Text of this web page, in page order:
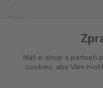
O nás
Ochrana soukromí
Kontakty
Náš e-shop a partneři
cookies, aby Vám